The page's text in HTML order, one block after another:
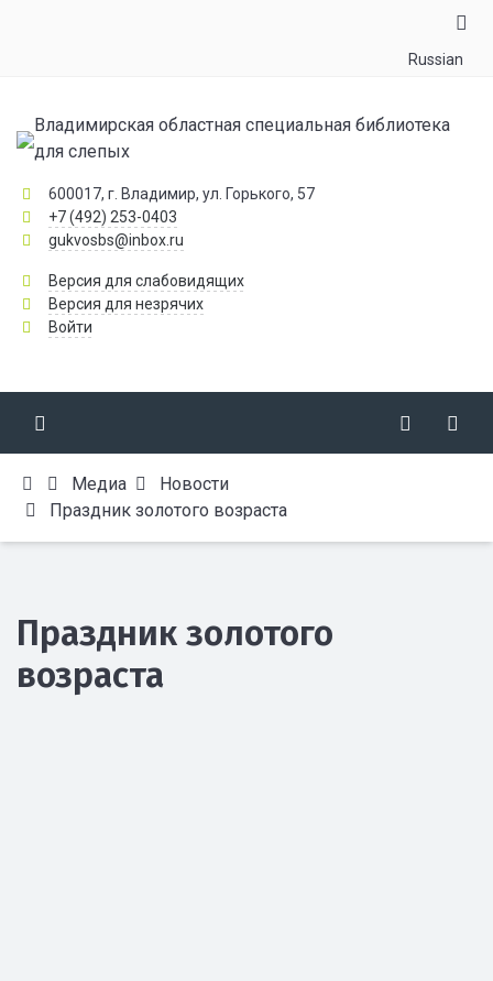
Russian
Владимирская областная специальная библиотека
для слепых
600017, г. Владимир, ул. Горького, 57
+7 (492) 253-0403
gukvosbs@inbox.ru
Версия для слабовидящих
Версия для незрячих
Войти
Медиа
Новости
Праздник золотого возраста
Праздник золотого
возраста